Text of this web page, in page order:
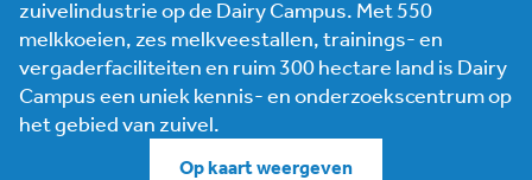
zuivelindustrie op de Dairy Campus. Met 550
melkkoeien, zes melkveestallen, trainings- en
vergaderfaciliteiten en ruim 300 hectare land is Dairy
Campus een uniek kennis- en onderzoekscentrum op
het gebied van zuivel.
Op kaart weergeven